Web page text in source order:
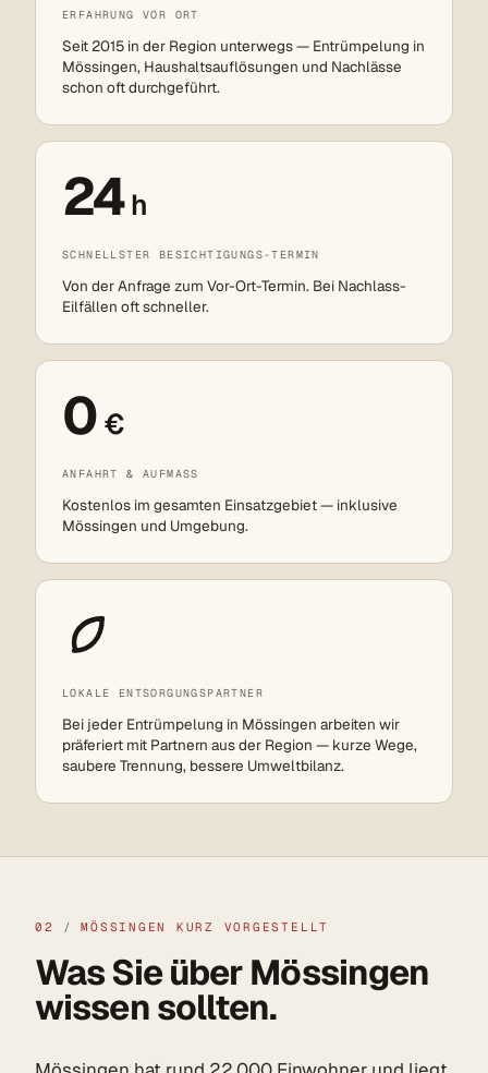
ERFAHRUNG VOR ORT
Seit 2015 in der Region unterwegs — Entrümpelung in
Mössingen, Haushaltsauflösungen und Nachlässe
schon oft durchgeführt.
24h
SCHNELLSTER BESICHTIGUNGS-TERMIN
Von der Anfrage zum Vor-Ort-Termin. Bei Nachlass-
Eilfällen oft schneller.
0 €
ANFAHRT & AUFMASS
Kostenlos im gesamten Einsatzgebiet — inklusive
Mössingen und Umgebung.
LOKALE ENTSORGUNGSPARTNER
Bei jeder Entrümpelung in Mössingen arbeiten wir
präferiert mit Partnern aus der Region — kurze Wege,
saubere Trennung, bessere Umweltbilanz.
02 / MÖSSINGEN KURZ VORGESTELLT
Was Sie über Mössingen
wissen sollten.